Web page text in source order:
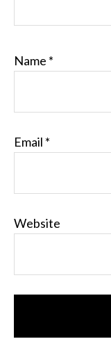
Name *
Email *
Website